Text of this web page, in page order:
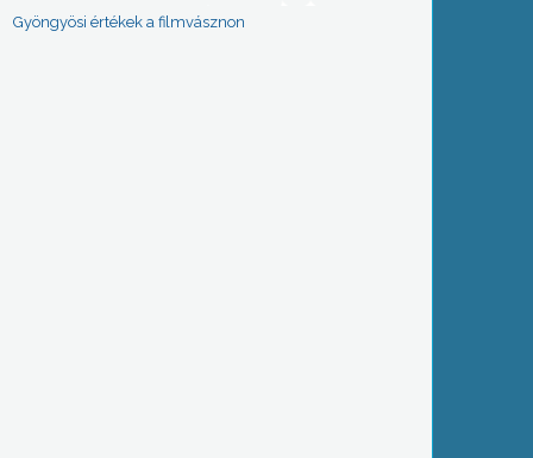
Gyöngyösi értékek a filmvásznon